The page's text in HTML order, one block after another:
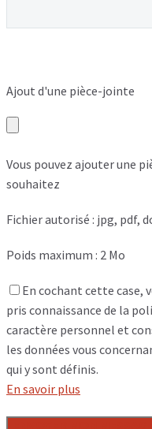
Ajout d'une pièce-jointe
Vous pouvez ajouter une
souhaitez
Fichier autorisé : jpg, pdf,
Poids maximum : 2 Mo
En cochant cette case,
pris connaissance de la
caractère personnel et
les données vous
qui y sont définis.
En savoir plus